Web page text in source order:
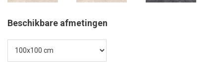
Beschikbare afmetingen